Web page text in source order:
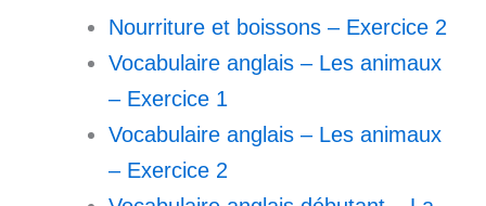
Nourriture et boissons – Exercice 2
Vocabulaire anglais – Les animaux
– Exercice 1
Vocabulaire anglais – Les animaux
– Exercice 2